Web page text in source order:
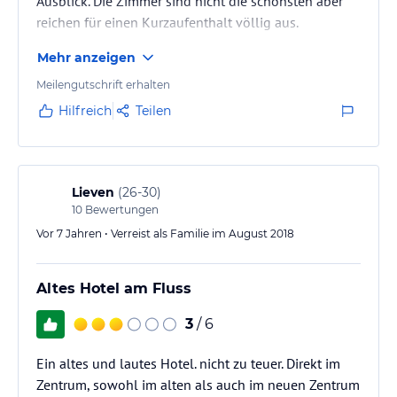
reichen für einen Kurzaufenthalt völlig aus.
Mehr anzeigen
Meilengutschrift erhalten
Hilfreich Teilen
Lieven (26-30)
10 Bewertungen
Vor 7 Jahren • Verreist als Familie im August 2018
Altes Hotel am Fluss
3 / 6
Ein altes und lautes Hotel. nicht zu teuer. Direkt im
Zentrum, sowohl im alten als auch im neuen Zentrum